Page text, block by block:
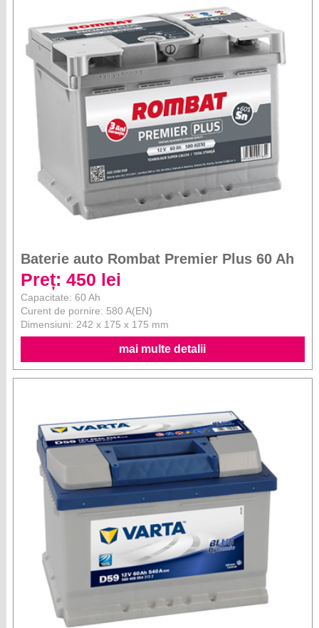
Baterie auto Rombat Premier Plus 60 Ah
Preț: 450 lei
Capacitate: 60 Ah
Curent de pornire: 580 A(EN)
Dimensiuni: 242 x 175 x 175 mm
mai multe detalii